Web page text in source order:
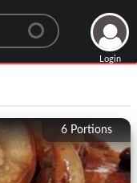
Login
6 Portions